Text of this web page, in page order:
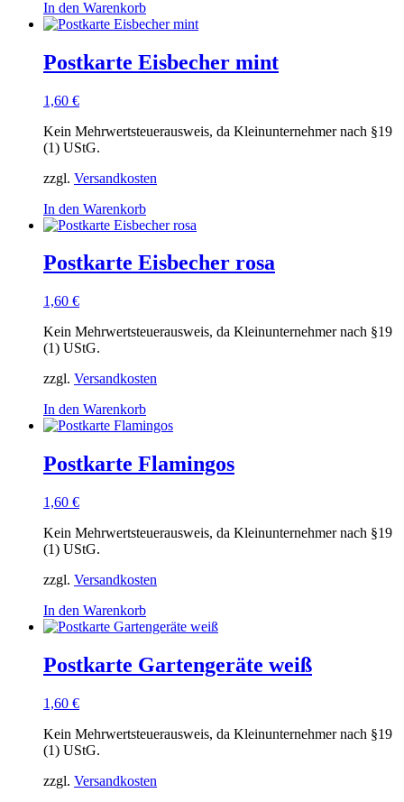
In den Warenkorb
Postkarte Eisbecher mint
1,60 €
Kein Mehrwertsteuerausweis, da Kleinunternehmer nach §19
(1) UStG.
zzgl. Versandkosten
In den Warenkorb
Postkarte Eisbecher rosa
1,60 €
Kein Mehrwertsteuerausweis, da Kleinunternehmer nach §19
(1) UStG.
zzgl. Versandkosten
In den Warenkorb
Postkarte Flamingos
1,60 €
Kein Mehrwertsteuerausweis, da Kleinunternehmer nach §19
(1) UStG.
zzgl. Versandkosten
In den Warenkorb
Postkarte Gartengeräte weiß
1,60 €
Kein Mehrwertsteuerausweis, da Kleinunternehmer nach §19
(1) UStG.
zzgl. Versandkosten